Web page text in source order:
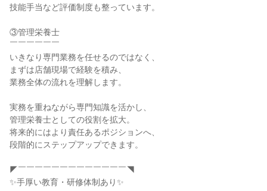
技能手当など評価制度も整っています。
③管理栄養士
￣￣￣￣￣￣
いきなり専門業務を任せるのではなく、
まずは店舗現場で経験を積み、
業務全体の流れを理解します。
実務を重ねながら専門知識を活かし、
管理栄養士としての役割を拡大。
将来的にはより責任あるポジションへ、
段階的にステップアップできます。
◤￣￣￣￣￣￣￣￣￣￣￣￣￣◥
✨手厚い教育・研修体制あり✨